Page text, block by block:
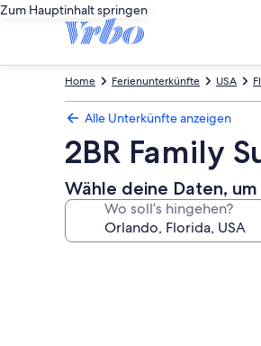
Zum Hauptinhalt springen
USA
Ferienunterkünfte
Home
Alle Unterkünfte anzeigen
2BR Family
Wähle deine Daten, um
Wo soll’s hingehen?